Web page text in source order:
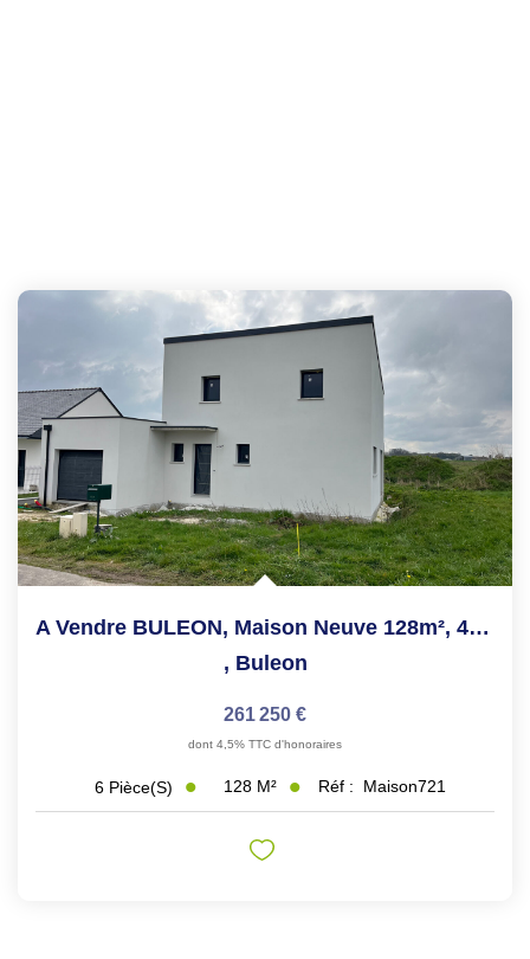
A Vendre BULEON, Maison Neuve 128m², 4 Chambres, Terrain...
, Buleon
261 250 €
dont 4,5% TTC d'honoraires
6 Pièce(s) 128 M² Réf : Maison721